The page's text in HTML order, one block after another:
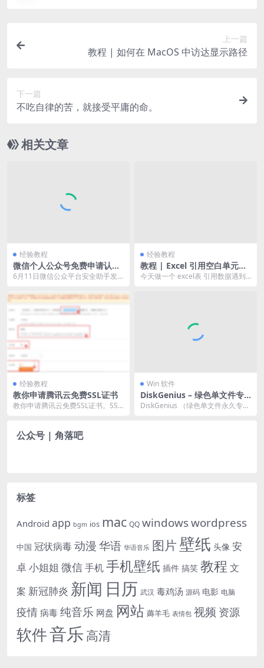
上一篇
教程 | 如何在 MacOS 中访达显示路径
下一篇
不吃自律的苦，就接受平庸的命。
相关文章
经验教程
微信个人公众号免费申请认证
入口（灰度内测阶段）
6月11日微信公众平台安全助手发
通知。表示微信个...
经验教程
教程 | Excel 引用空白单元格
时显示空白，引用数据零时显
今天做一个 excel表 引用数据遇到
经验教程
教你申请腾讯云免费SSL证书
教你申请腾讯云免费SSL证书。SSL
Win 软件
DiskGenius – 绿色单文件专
业版 for Windows
DiskGenius （绿色单文件永久专业
公众号 | 角落吧
标签
Android app bgm ios mac QQ windowswordpress
中国 冠状病毒动漫 华语 华语音乐 图片 壁纸 头像 安
卓小姐姐 微信手机手机壁纸 插件 搞笑 教程 文
案 新冠肺炎 新闻 日历 武汉 毒鸡汤 源码 电影 电脑
疫情 病毒 纯音乐 网盘 网站 薅羊毛 表情包 视频 资源
软件音乐 高清